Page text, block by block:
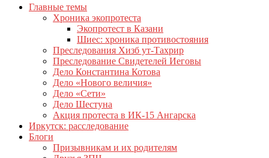
Главные темы
Хроника экопротеста
Экопротест в Казани
Шиес: хроника противостояния
Преследования Хизб ут-Тахрир
Преследование Свидетелей Иеговы
Дело Константина Котова
Дело «Нового величия»
Дело «Сети»
Дело Шестуна
Акция протеста в ИК-15 Ангарска
Иркутск: расследование
Блоги
Призывникам и их родителям